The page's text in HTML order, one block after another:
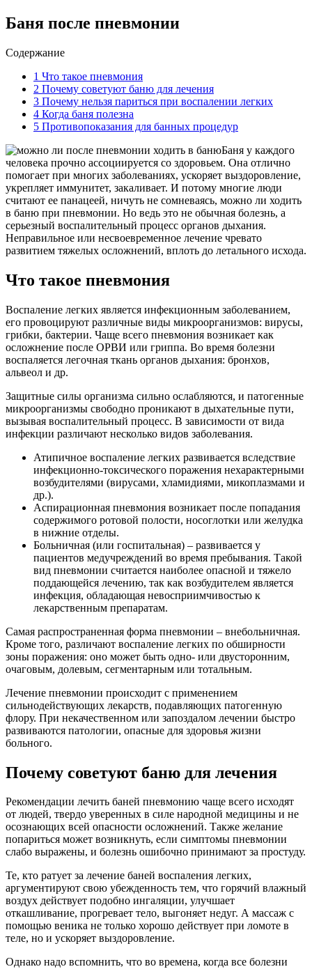
Баня после пневмонии
Содержание
1 Что такое пневмония
2 Почему советуют баню для лечения
3 Почему нельзя париться при воспалении легких
4 Когда баня полезна
5 Противопоказания для банных процедур
Баня у каждого
человека прочно ассоциируется со здоровьем. Она отлично
помогает при многих заболеваниях, ускоряет выздоровление,
укрепляет иммунитет, закаливает. И потому многие люди
считают ее панацеей, ничуть не сомневаясь, можно ли ходить
в баню при пневмонии. Но ведь это не обычная болезнь, а
серьезный воспалительный процесс органов дыхания.
Неправильное или несвоевременное лечение чревато
развитием тяжелых осложнений, вплоть до летального исхода.
Что такое пневмония
Воспаление легких является инфекционным заболеванием,
его провоцируют различные виды микроорганизмов: вирусы,
грибки, бактерии. Чаще всего пневмония возникает как
осложнение после ОРВИ или гриппа. Во время болезни
воспаляется легочная ткань органов дыхания: бронхов,
альвеол и др.
Защитные силы организма сильно ослабляются, и патогенные
микроорганизмы свободно проникают в дыхательные пути,
вызывая воспалительный процесс. В зависимости от вида
инфекции различают несколько видов заболевания.
Атипичное воспаление легких развивается вследствие
инфекционно-токсического поражения нехарактерными
возбудителями (вирусами, хламидиями, микоплазмами и
др.).
Аспирационная пневмония возникает после попадания
содержимого ротовой полости, носоглотки или желудка
в нижние отделы.
Больничная (или госпитальная) – развивается у
пациентов медучреждений во время пребывания. Такой
вид пневмонии считается наиболее опасной и тяжело
поддающейся лечению, так как возбудителем является
инфекция, обладающая невосприимчивостью к
лекарственным препаратам.
Самая распространенная форма пневмонии – внебольничная.
Кроме того, различают воспаление легких по обширности
зоны поражения: оно может быть одно- или двусторонним,
очаговым, долевым, сегментарным или тотальным.
Лечение пневмонии происходит с применением
сильнодействующих лекарств, подавляющих патогенную
флору. При некачественном или запоздалом лечении быстро
развиваются патологии, опасные для здоровья жизни
больного.
Почему советуют баню для лечения
Рекомендации лечить баней пневмонию чаще всего исходят
от людей, твердо уверенных в силе народной медицины и не
осознающих всей опасности осложнений. Также желание
попариться может возникнуть, если симптомы пневмонии
слабо выражены, и болезнь ошибочно принимают за простуду.
Те, кто ратует за лечение баней воспаления легких,
аргументируют свою убежденность тем, что горячий влажный
воздух действует подобно ингаляции, улучшает
откашливание, прогревает тело, выгоняет недуг. А массаж с
помощью веника не только хорошо действует при ломоте в
теле, но и ускоряет выздоровление.
Однако надо вспомнить, что во времена, когда все болезни